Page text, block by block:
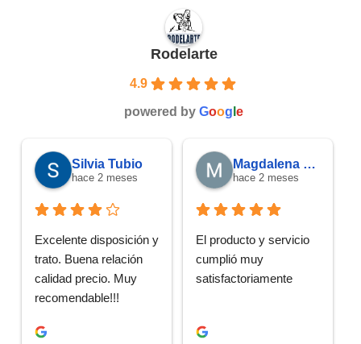
Rodelarte
4.9
powered by Goog e
Silvia Tubio
hace 2 meses
Excelente disposición y
trato. Buena relación
calidad precio. Muy
recomendable!!!
Magdalena Costa Diab
hace 2 meses
El producto y servicio
cumplió muy
satisfactoriamente